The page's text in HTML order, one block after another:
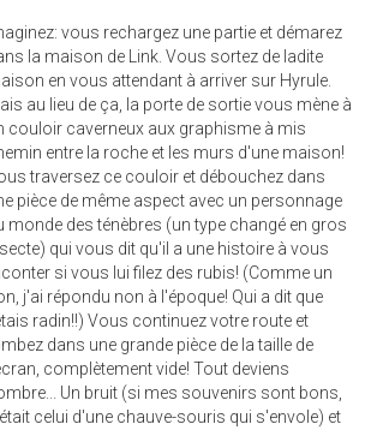
vous rechargez une partie et démarez
la maison de Link. Vous sortez de ladite
en vous attendant à arriver sur Hyrule.
au lieu de ça, la porte de sortie vous mène à
couloir caverneux aux graphisme à mis
entre la roche et les murs d'une maison!
traversez ce couloir et débouchez dans
pièce de même aspect avec un personnage
monde des ténèbres (un type changé en gros
qui vous dit qu'il a une histoire à vous
si vous lui filez des rubis! (Comme un
j'ai répondu non à l'époque! Qui a dit que
radin!!) Vous continuez votre route et
dans une grande pièce de la taille de
complètement vide! Tout deviens
Un bruit (si mes souvenirs sont bons,
celui d'une chauve-souris qui s'envole) et